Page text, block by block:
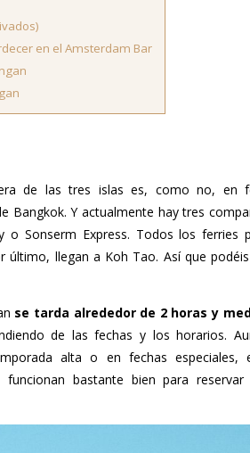
en el Amsterdam Bar
de las tres islas es, como no, en
Bangkok. Y actualmente hay tres
o Sonserm Express. Todos los ferries
último, llegan a Koh Tao. Así que
se tarda alrededor de 2 horas y
de las fechas y los horarios.
alta o en fechas especiales,
funcionan bastante bien para reservar